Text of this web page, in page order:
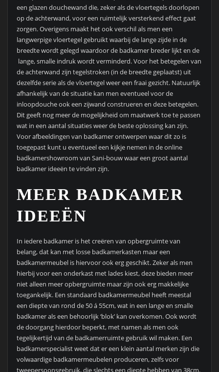
een glazen douchewand die, zeker als de vloertegels doorlopen
op de achterwand, voor een ruimtelijk versterkend effect gaat
zorgen. Overigens maakt het ook verschil als men een
langwerpige vloertegel gebruikt waarbij de lange zijde in de
breedte wordt gelegd waardoor de badkamer breder lijkt en de
lange, smalle indruk wordt verminderd. Voor het betegelen van
de achterwand zijn tegelstroken (in de breedte geplaatst) uit
dezelfde serie als de vloertegel weer een fraai gezicht. Natuurlijk
afhankelijk van de situatie kan men eventueel voor de
inloopdouche ook een zijwand construeren en deze betegelen.
Dit geeft nog meer de mogelijkheid om maatwerk toe te passen
wat in een aantal situaties weer de beste oplossing kan zijn.
Voor afbeeldingen van badkamer ontwerpen waar dit zo is
toegepast kunt u eventueel een kijkje nemen in de online
badkamershowroom van Sani-bouw waar een groot aantal
badkamer ideeën te vinden zijn.
MEER BADKAMER
IDEEËN
In iedere badkamer is het creëren van opbergruimte van
belang, dat kan met losse badkamerkasten maar een
badkamermeubel is hiervoor ook erg geschikt. Zeker als men
hierbij voor een onderkast met lades kiest, deze bieden meer
niet alleen meer opbergruimte maar zijn ook erg makkelijke
toegankelijk. Een standaard badkamermeubel heeft meestal
een diepte van rond de 50 á 55cm, wat in een lange en smalle
badkamer als een behoorlijk ‘blok’ kan overkomen. Ook wordt
de doorgang hierdoor beperkt, met namen als men ook
tegelijkertijd van de badkamerruimte gebruik wil maken. Een
badkamerspecialist weet dat er een klein aantal merken zijn die
volwaardige badkamermeubelen produceren, zelfs voor
tweepersoonsgebruik, die slechts een diepte hebben van 38cm.